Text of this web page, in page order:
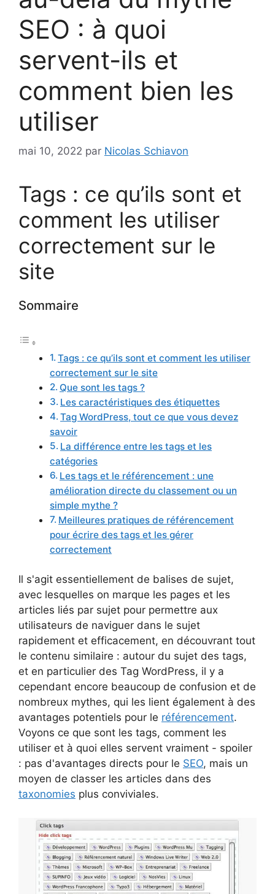
SEO : à quoi
servent-ils et
comment bien les
utiliser
mai 10, 2022 par Nicolas Schiavon
Tags : ce qu’ils sont et
comment les utiliser
correctement sur le
site
Sommaire
Tags : ce qu’ils sont et comment les utiliser
correctement sur le site
Que sont les tags ?
Les caractéristiques des étiquettes
Tag WordPress, tout ce que vous devez
savoir
La différence entre les tags et les
catégories
Les tags et le référencement : une
amélioration directe du classement ou un
simple mythe ?
Meilleures pratiques de référencement
pour écrire des tags et les gérer
correctement
Il s'agit essentiellement de balises de sujet,
avec lesquelles on marque les pages et les
articles liés par sujet pour permettre aux
utilisateurs de naviguer dans le sujet
rapidement et efficacement, en découvrant tout
le contenu similaire : autour du sujet des tags,
et en particulier des Tag WordPress, il y a
cependant encore beaucoup de confusion et de
nombreux mythes, qui les lient également à des
avantages potentiels pour le référencement.
Voyons ce que sont les tags, comment les
utiliser et à quoi elles servent vraiment - spoiler
: pas d'avantages directs pour le SEO, mais un
moyen de classer les articles dans des
taxonomies plus conviviales.